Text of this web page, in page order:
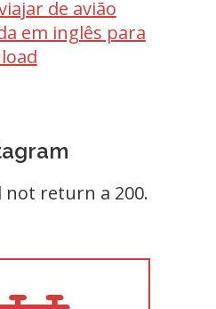
de avião
em inglês para
return a 200.